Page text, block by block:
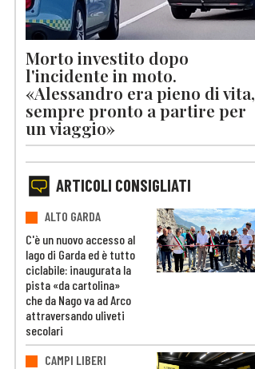
Morto investito dopo
l'incidente in moto.
«Alessandro era pieno di vita,
sempre pronto a partire per
un viaggio»
ARTICOLI CONSIGLIATI
ALTO GARDA
C'è un nuovo accesso al
lago di Garda ed è tutto
ciclabile: inaugurata la
pista «da cartolina»
che da Nago va ad Arco
attraversando uliveti
secolari
CAMPI LIBERI